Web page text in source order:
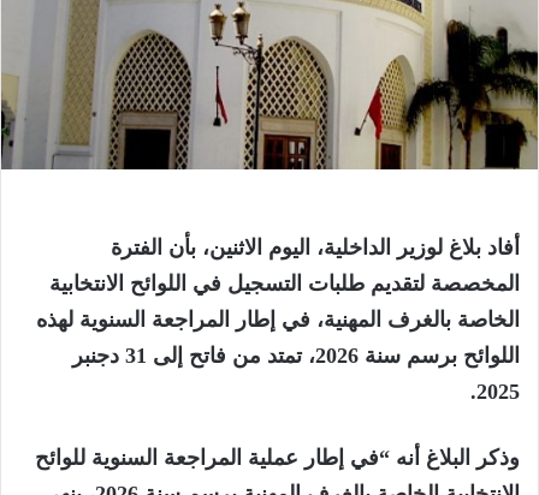
أفاد بلاغ لوزير الداخلية، اليوم الاثنين، بأن الفترة
المخصصة لتقديم طلبات التسجيل في اللوائح الانتخابية
الخاصة بالغرف المهنية، في إطار المراجعة السنوية لهذه
اللوائح برسم سنة 2026، تمتد من فاتح إلى 31 دجنبر
2025.
وذكر البلاغ أنه “في إطار عملية المراجعة السنوية للوائح